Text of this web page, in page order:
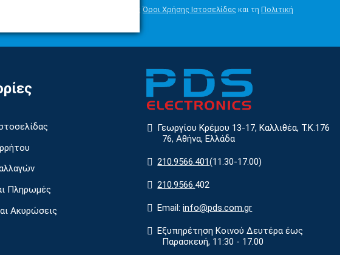
Συμφωνώ με τους Όροι Χρήσης Ιστοσελίδας και τη Πολιτική
Πληρωμές
Ακυρώσεις
Γεωργίου Κρέμου 13-17, Καλλιθέα, Τ.Κ.176
76, Αθήνα, Ελλάδα
210.9566.401(11.30-17.00)
210.9566.402
Email:info@pds.com.gr
Εξυπηρέτηση Κοινού Δευτέρα έως
Παρασκευή, 11:30 - 17.00